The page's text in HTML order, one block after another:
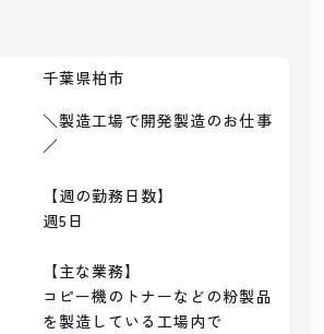
千葉県柏市
＼製造工場で開発製造のお仕事
／
【週の勤務日数】
週5日
【主な業務】
コピー機のトナーなどの粉製品
を製造している工場内で